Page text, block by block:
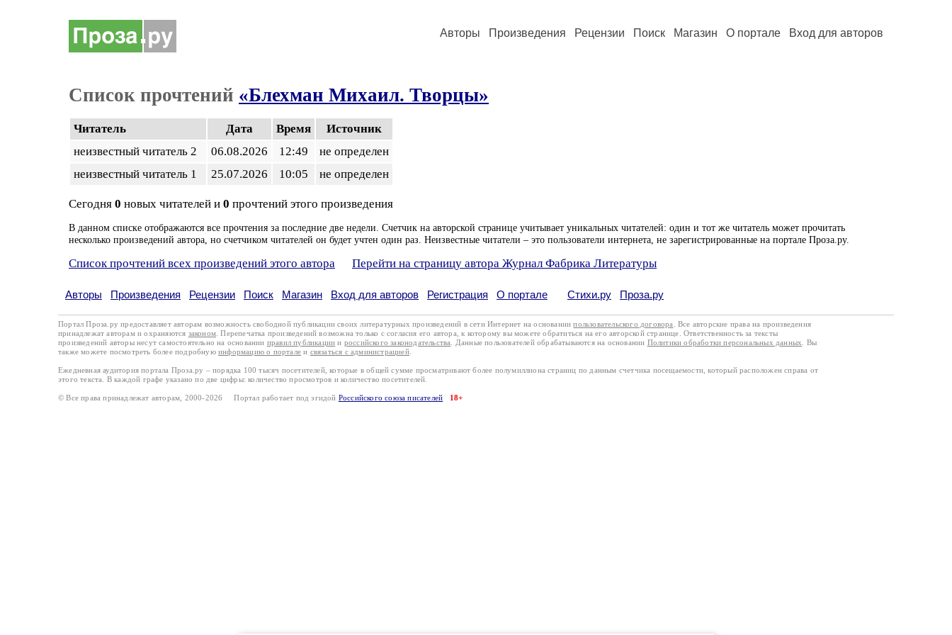
Авторы Произведения Рецензии Поиск Магазин О портале Вход для авторов
Список прочтений «Блехман Михаил. Творцы»
Читатель Дата Время
Источник
неизвестный читатель 2
06.08.2026 12:49
не определен
неизвестный читатель 1
25.07.2026 10:05 не определен
Сегодня 0 новых читателей и 0 прочтений этого произведения
В данном списке отображаются все прочтения за последние две недели. Счетчик на авторской странице учитывает уникальных читателей: один и тот же читатель может прочитать
несколько произведений автора, но счетчиком читателей он будет учтен один раз. Неизвестные читатели – это пользователи интернета, не зарегистрированные на портале Проза.ру.
Список прочтений всех произведений этого автора Перейти на страницу автора Журнал Фабрика Литературы
Авторы Произведения Рецензии Поиск Магазин Вход для авторов Регистрация О портале Стихи.ру Проза.ру
Портал Проза.ру предоставляет авторам возможность свободной публикации своих литературных произведений в сети Интернет на основаниипользовательского договора
. Все авторские права на произведения
принадлежат авторам и охраняются законом . Перепечатка произведений возможна только с согласия его автора, к которому вы можете обратиться на его авторской странице. Ответственность за тексты
произведений авторы несут самостоятельно на основании правил публикации и российского законодательства . Данные пользователей обрабатываются на основании Политики обработки персональных данных
. Вы
также можете посмотреть более подробную информацию о портале и связаться с администрацией.
Ежедневная аудитория портала Проза.ру – порядка 100 тысяч посетителей, которые в общей сумме просматривают более полумиллиона страниц по данным счетчика посещаемости, который расположен справа от
этого текста. В каждой графе указано по две цифры: количество просмотров и количество посетителей.
© Все права принадлежат авторам, 2000-2026 Портал работает под эгидой Российского союза писателей 18+